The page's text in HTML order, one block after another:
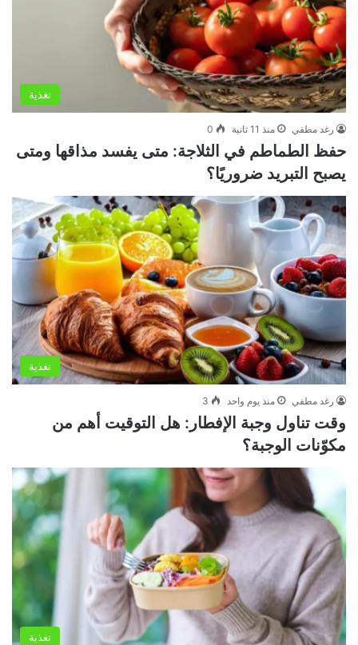
تغذية
رغد مطفي منذ 11 ثانية 0
حفظ الطماطم في الثلاجة: متى يفسد مذاقها ومتى
يصبح التبريد ضروريًا؟
تغذية
رغد مطفي منذ يوم واحد 3
وقت تناول وجبة الإفطار: هل التوقيت أهم من
مكوّنات الوجبة؟
تغذية